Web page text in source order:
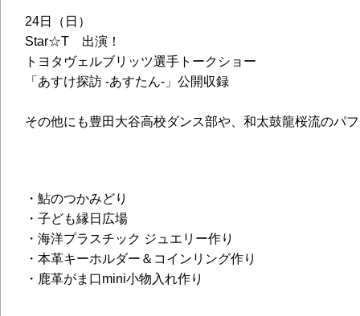
24日（日）
Star☆T 出演！
トヨタヴェルブリッツ選手トークショー
「あすけ探訪 -あすたん-」公開収録
その他にも豊田大谷高校ダンス部や、和太鼓龍桜流のパ
・鮎のつかみどり
・子ども縁日広場
・海洋プラスチック ジュエリー作り
・本革キーホルダー＆コインリング作り
・鹿革がま口mini小物入れ作り